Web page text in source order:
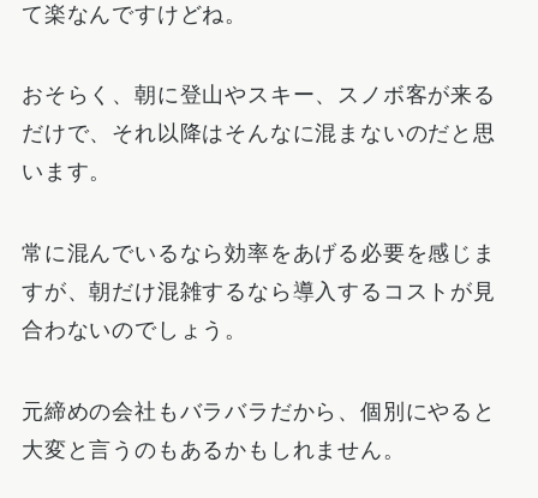
て楽なんですけどね。
おそらく、朝に登山やスキー、スノボ客が来る
だけで、それ以降はそんなに混まないのだと思
います。
常に混んでいるなら効率をあげる必要を感じま
すが、朝だけ混雑するなら導入するコストが見
合わないのでしょう。
元締めの会社もバラバラだから、個別にやると
大変と言うのもあるかもしれません。